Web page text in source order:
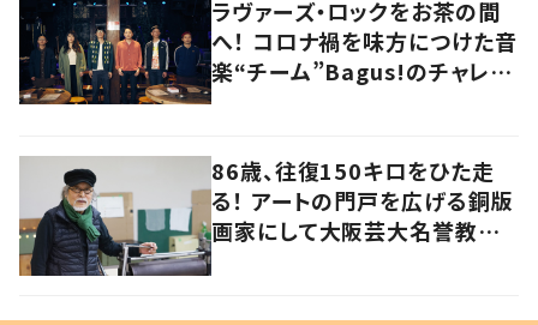
ラヴァーズ・ロックをお茶の間
へ！ コロナ禍を味方につけた音
楽“チーム”Bagus!のチャレン
86歳、往復150キロをひた走
る！ アートの門戸を広げる銅版
画家にして大阪芸大名誉教授・